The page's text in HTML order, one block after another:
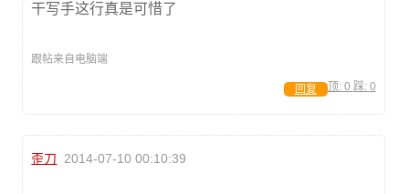
干写手这行真是可惜了
跟帖来自电脑端
顶: 0 踩: 0
回复
歪刀 2014-07-10 00:10:39